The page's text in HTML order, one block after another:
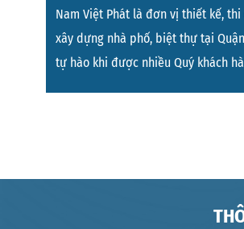
Nam Việt Phát là đơn vị thiết kế, thi
xây dựng nhà phố, biệt thự tại
tự hào khi được nhiều Quý khách